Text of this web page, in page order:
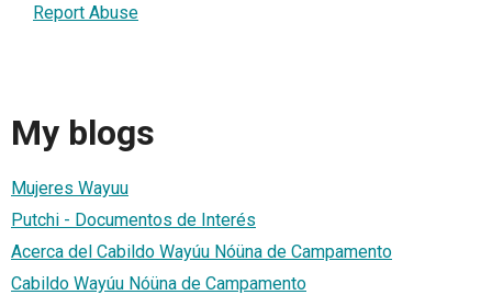
Report Abuse
My blogs
Mujeres Wayuu
Putchi - Documentos de Interés
Acerca del Cabildo Wayúu Nóüna de Campamento
Cabildo Wayúu Nóüna de Campamento